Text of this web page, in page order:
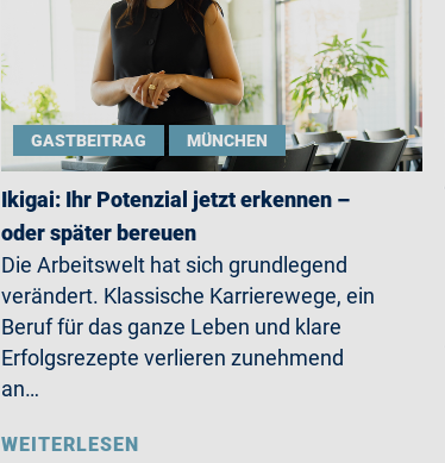
GASTBEITRAG MÜNCHEN
Ikigai: Ihr Potenzial jetzt erkennen –
oder später bereuen
Die Arbeitswelt hat sich grundlegend
verändert. Klassische Karrierewege, ein
Beruf für das ganze Leben und klare
Erfolgsrezepte verlieren zunehmend
an…
WEITERLESEN